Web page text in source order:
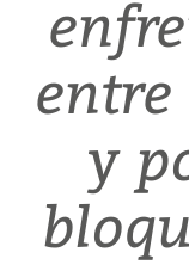
entre
y